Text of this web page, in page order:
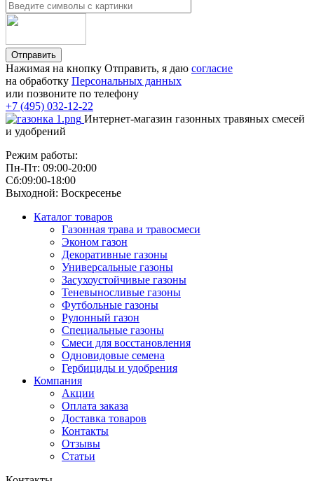
Отправить
Нажимая на кнопку Отправить, я даю согласие
на обработку Персональных данных
или позвоните по телефону
+7 (495) 032-12-22
Интернет-магазин газонных травяных смесей
и удобрений
Режим работы:
Пн-Пт: 09:00-20:00
Сб:09:00-18:00
Выходной: Воскресенье
Каталог товаров
Газонная трава и травосмеси
Эконом газон
Декоративные газоны
Универсальные газоны
Засухоустойчивые газоны
Теневыносливые газоны
Футбольные газоны
Рулонный газон
Специальные газоны
Смеси для восстановления
Одновидовые семена
Гербициды и удобрения
Компания
Акции
Оплата заказа
Доставка товаров
Контакты
Отзывы
Статьи